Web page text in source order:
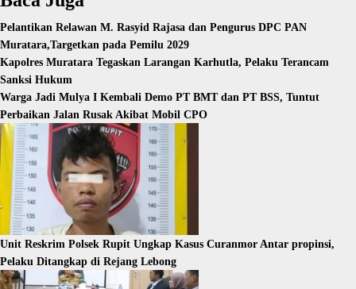
Pelantikan Relawan M. Rasyid Rajasa dan Pengurus DPC PAN
Muratara,Targetkan pada Pemilu 2029
Kapolres Muratara Tegaskan Larangan Karhutla, Pelaku Terancam
Sanksi Hukum
Warga Jadi Mulya I Kembali Demo PT BMT dan PT BSS, Tuntut
Perbaikan Jalan Rusak Akibat Mobil CPO
Unit Reskrim Polsek Rupit Ungkap Kasus Curanmor Antar propinsi,
Pelaku Ditangkap di Rejang Lebong